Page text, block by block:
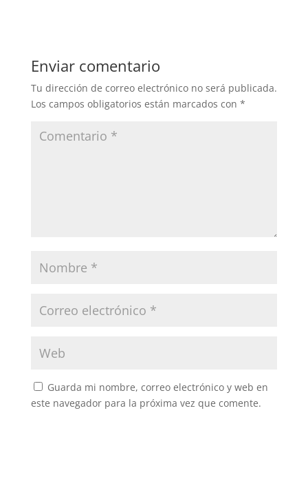
Enviar comentario
Tu dirección de correo electrónico no será publicada.
Los campos obligatorios están marcados con *
Guarda mi nombre, correo electrónico y web en
este navegador para la próxima vez que comente.